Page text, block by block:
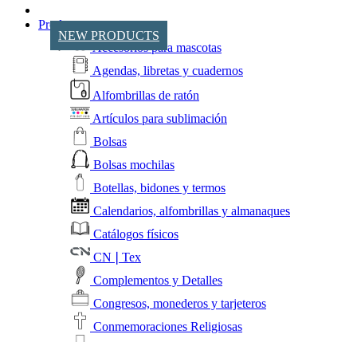
NEW PRODUCTS
Productos
Accesorios para mascotas
Agendas, libretas y cuadernos
Alfombrillas de ratón
Artículos para sublimación
Bolsas
Bolsas mochilas
Botellas, bidones y termos
Calendarios, alfombrillas y almanaques
Catálogos físicos
CN❘Tex
Complementos y Detalles
Congresos, monederos y tarjeteros
Conmemoraciones Religiosas